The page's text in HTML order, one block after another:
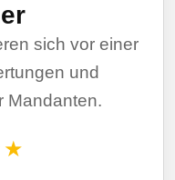
sich vor einer
und
Mandanten.